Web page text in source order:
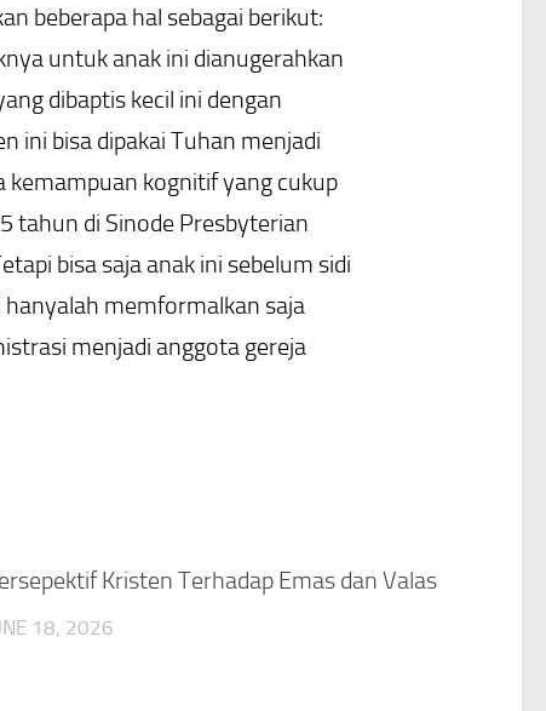
beberapa hal sebagai berikut:
untuk anak ini dianugerahkan
dibaptis kecil ini dengan
ini bisa dipakai Tuhan menjadi
kemampuan kognitif yang cukup
tahun di Sinode Presbyterian
bisa saja anak ini sebelum sidi
memformalkan saja
menjadi anggota gereja
Kristen Terhadap Emas dan Valas
18, 2026